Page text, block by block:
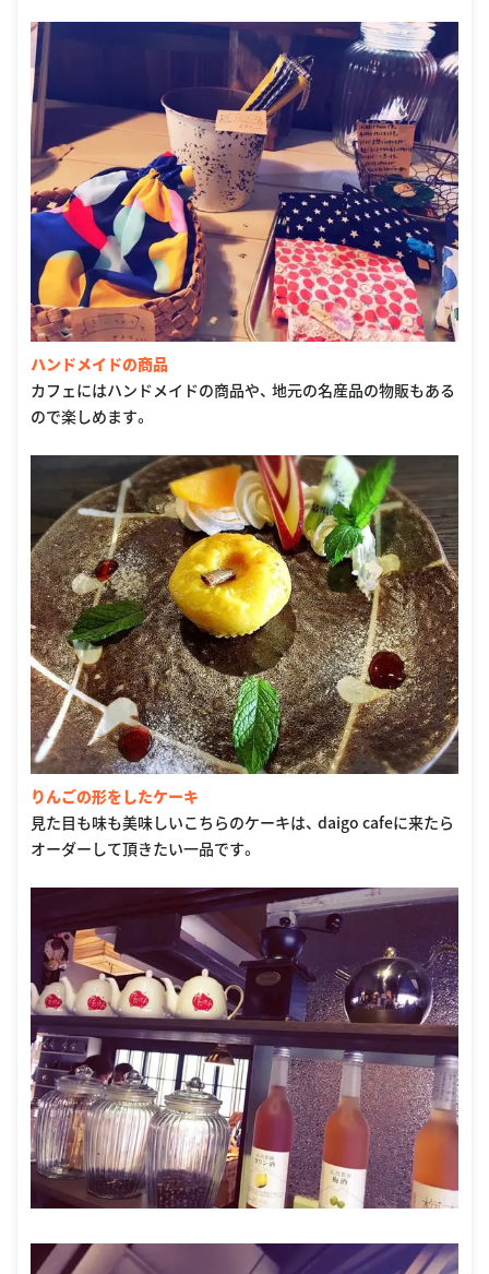
ハンドメイドの商品
カフェにはハンドメイドの商品や、 地元の名産品の物販もある
ので楽しめます。
りんごの形をしたケーキ
見た目も味も美味しいこちらのケーキは、 daigo cafeに来たら
オーダーして頂きたい一品です。